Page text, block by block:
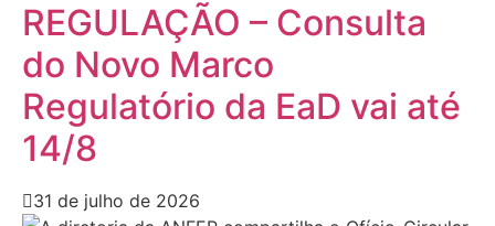
REGULAÇÃO – Consulta
do Novo Marco
Regulatório da EaD vai até
14/8
31 de julho de 2026